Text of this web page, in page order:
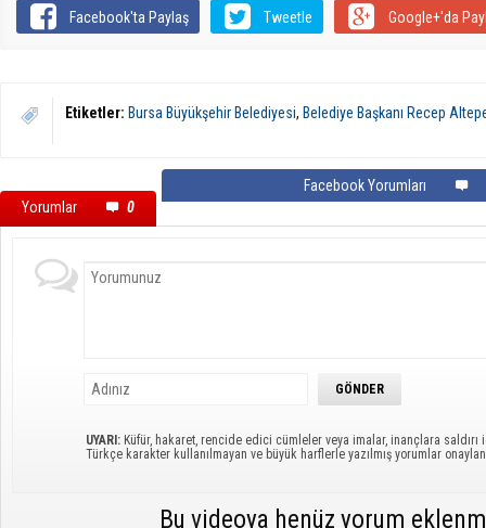
Facebook'ta Paylaş Tweetle Google+'da
Etiketler: Bursa Büyükşehir Belediyesi, Belediye Başkanı Recep
Yorumlar 0
Facebook Yorumları
UYARI: Küfür, hakaret, rencide edici cümleler veya imalar, inançlara saldırı
Türkçe karakter kullanılmayan ve büyük harflerle yazılmış yorumlar
Bu videoya henüz yorum